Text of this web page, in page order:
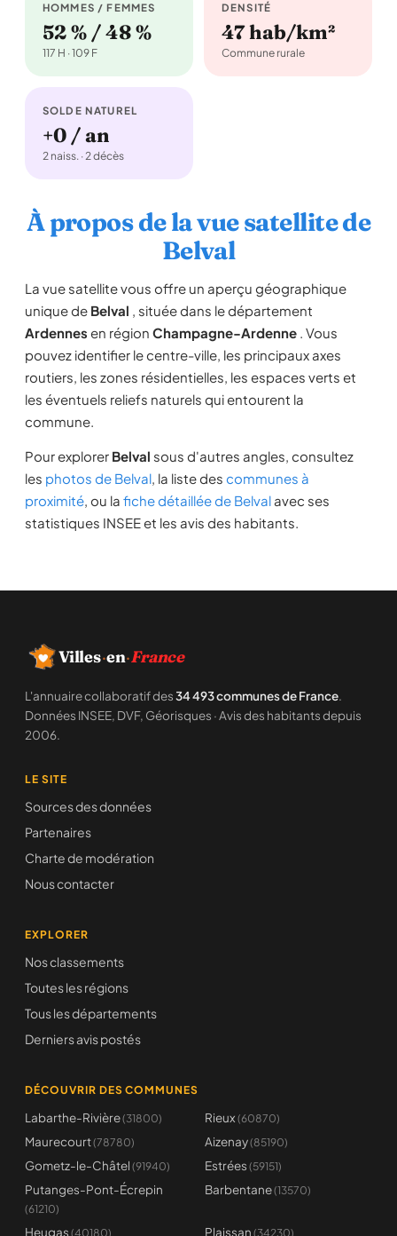
HOMMES / FEMMES
52 % / 48 %
117 H · 109 F
DENSITÉ
47 hab/km²
Commune rurale
SOLDE NATUREL
+0 / an
2 naiss. · 2 décès
À propos de la vue satellite de
Belval
La vue satellite vous offre un aperçu géographique
unique de Belval , située dans le département
Ardennes en région Champagne-Ardenne . Vous
pouvez identifier le centre-ville, les principaux axes
routiers, les zones résidentielles, les espaces verts et
les éventuels reliefs naturels qui entourent la
commune.
Pour explorer Belval sous d'autres angles, consultez
les photos de Belval, la liste des communes à
proximité, ou la fiche détaillée de Belval avec ses
statistiques INSEE et les avis des habitants.
Villes·en·France
L'annuaire collaboratif des34 493 communes de France.
Données INSEE, DVF, Géorisques · Avis des habitants depuis
2006.
LE SITE
Sources des données
Partenaires
Charte de modération
Nous contacter
EXPLORER
Nos classements
Toutes les régions
Tous les départements
Derniers avis postés
DÉCOUVRIR DES COMMUNES
Labarthe-Rivière(31800) Rieux (60870)
Maurecourt(78780) Aizenay(85190)
Gometz-le-Châtel (91940) Estrées (59151)
Putanges-Pont-Écrepin
(61210)
Barbentane(13570)
Heugas (40180) Plaissan (34230)